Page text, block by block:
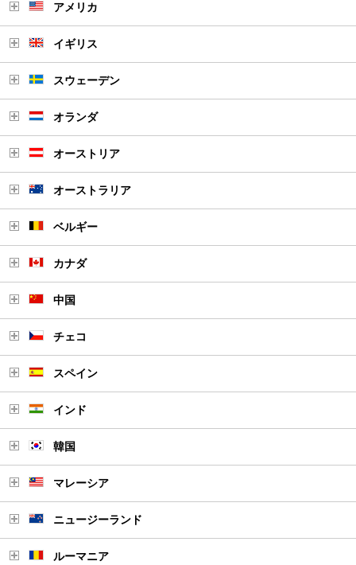
アメリカ
イギリス
スウェーデン
オランダ
オーストリア
オーストラリア
ベルギー
カナダ
中国
チェコ
スペイン
インド
韓国
マレーシア
ニュージーランド
ルーマニア